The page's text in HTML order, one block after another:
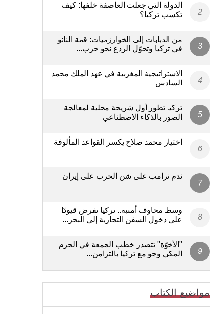
الدولة التي جعلت العاصفة خلفها: كيف
تكسب تركيا؟
من الدبابات إلى الخوارزميات: قمة الناتو
في تركيا وتحوّل الردع نحو حرب...
الاستراتيجية المغربية في عهد الملك محمد
السادس
تركيا تطور أول شريحة محلية لمعالجة
الصور بالذكاء الاصطناعي
اختيار محمد صلاح يكسر القواعد المألوفة
ندم ترامب على شن الحرب على إيران
وسط مخاوف أمنية.. تركيا تفرض قيودًا
على دخول السفن التجارية إلى البحر...
"الأخوّة" تتصدر خطب الجمعة في الحرم
المكي وجوامع تركيا بالتزامن...
مواضيع الكتاب